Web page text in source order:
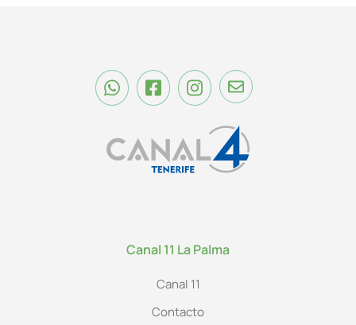
Canal 11 La Palma
Canal 11
Contacto